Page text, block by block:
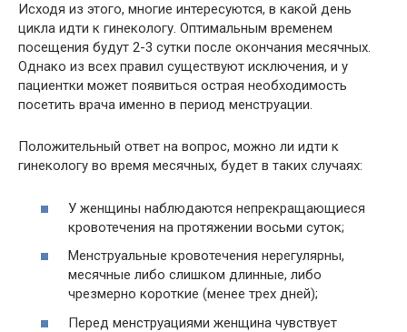
Исходя из этого, многие интересуются, в какой день
цикла идти к гинекологу. Оптимальным временем
посещения будут 2-3 сутки после окончания месячных.
Однако из всех правил существуют исключения, и у
пациентки может появиться острая необходимость
посетить врача именно в период менструации.
Положительный ответ на вопрос, можно ли идти к
гинекологу во время месячных, будет в таких случаях:
У женщины наблюдаются непрекращающиеся
кровотечения на протяжении восьми суток;
Менструальные кровотечения нерегулярны,
месячные либо слишком длинные, либо
чрезмерно короткие (менее трех дней);
Перед менструациями женщина чувствует